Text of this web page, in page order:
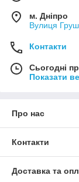
м. Дніпро
Вулиця
Контакти
Сьогодні
Показати
Про нас
Контакти
Доставка та